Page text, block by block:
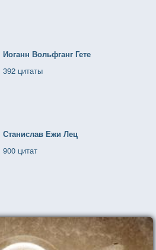
Иоганн Вольфганг Гете
392 цитаты
Станислав Ежи Лец
900 цитат